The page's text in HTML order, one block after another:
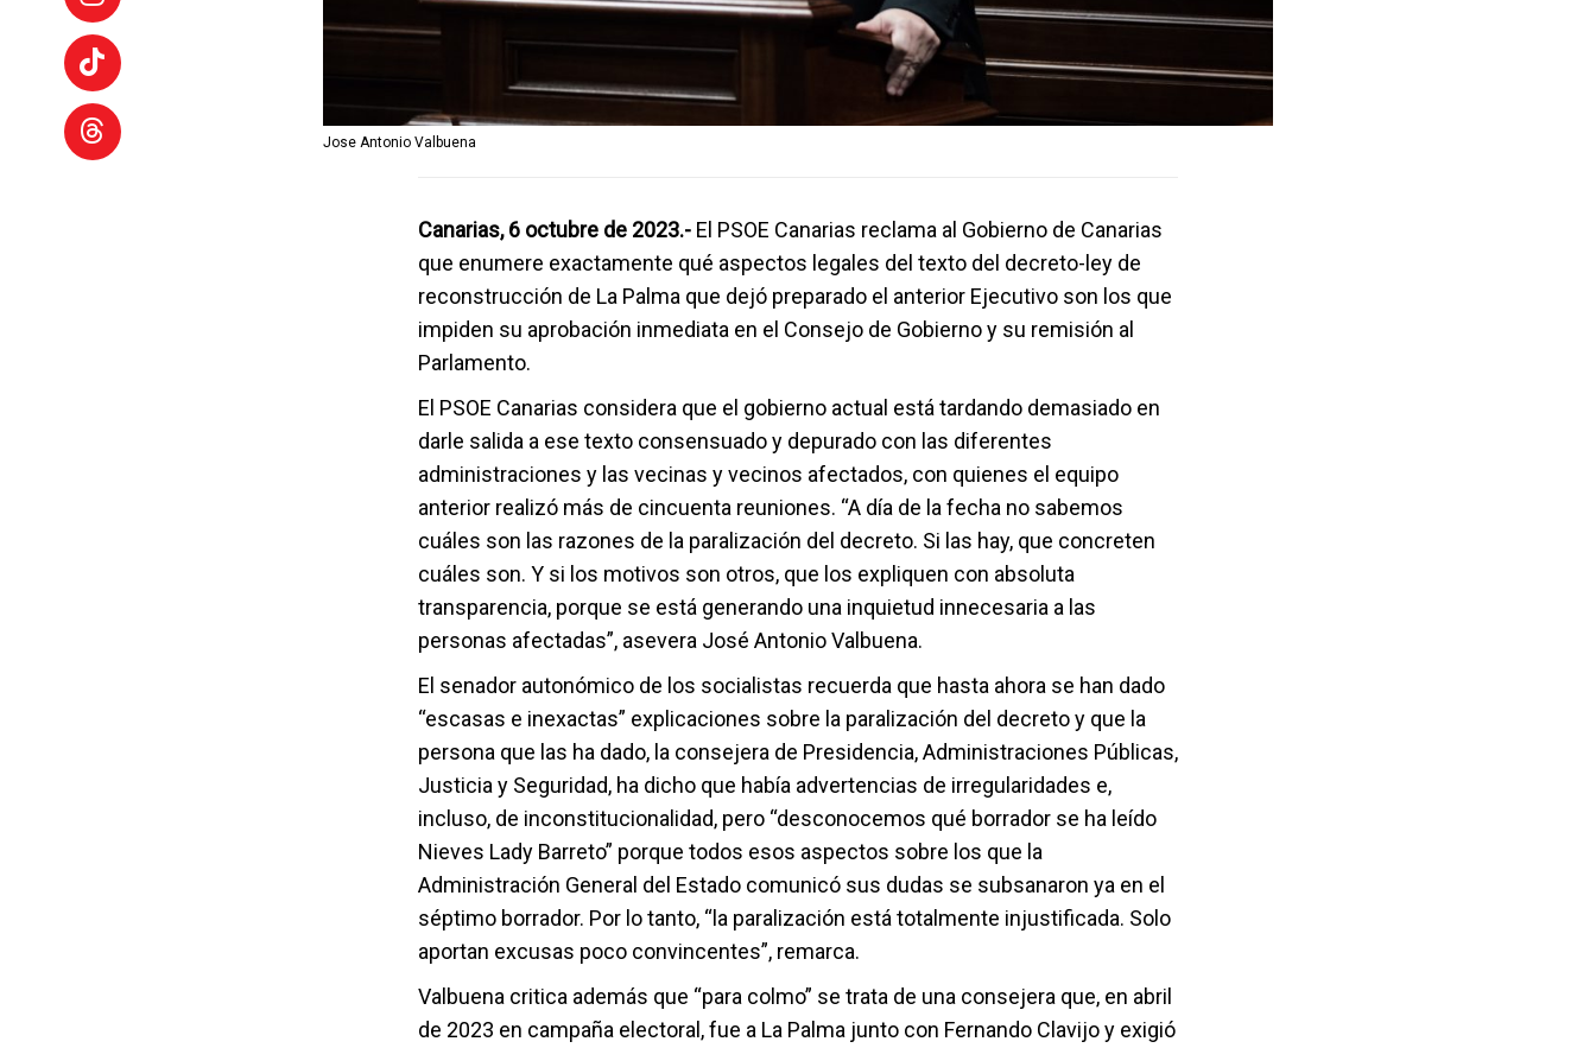
Jose Antonio Valbuena
Canarias, 6 octubre de 2023.- El PSOE Canarias reclama al Gobierno de Canarias
que enumere exactamente qué aspectos legales del texto del decreto-ley de
reconstrucción de La Palma que dejó preparado el anterior Ejecutivo son los que
impiden su aprobación inmediata en el Consejo de Gobierno y su remisión al
Parlamento.
El PSOE Canarias considera que el gobierno actual está tardando demasiado en
darle salida a ese texto consensuado y depurado con las diferentes
administraciones y las vecinas y vecinos afectados, con quienes el equipo
anterior realizó más de cincuenta reuniones. “A día de la fecha no sabemos
cuáles son las razones de la paralización del decreto. Si las hay, que concreten
cuáles son. Y si los motivos son otros, que los expliquen con absoluta
transparencia, porque se está generando una inquietud innecesaria a las
personas afectadas”, asevera José Antonio Valbuena.
El senador autonómico de los socialistas recuerda que hasta ahora se han dado
“escasas e inexactas” explicaciones sobre la paralización del decreto y que la
persona que las ha dado, la consejera de Presidencia, Administraciones Públicas,
Justicia y Seguridad, ha dicho que había advertencias de irregularidades e,
incluso, de inconstitucionalidad, pero “desconocemos qué borrador se ha leído
Nieves Lady Barreto” porque todos esos aspectos sobre los que la
Administración General del Estado comunicó sus dudas se subsanaron ya en el
séptimo borrador. Por lo tanto, “la paralización está totalmente injustificada. Solo
aportan excusas poco convincentes”, remarca.
Valbuena critica además que “para colmo” se trata de una consejera que, en abril
de 2023 en campaña electoral, fue a La Palma junto con Fernando Clavijo y exigió